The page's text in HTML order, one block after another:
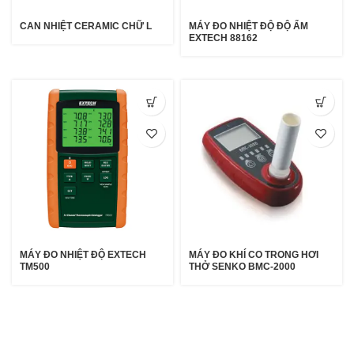
CAN NHIỆT CERAMIC CHỮ L
MÁY ĐO NHIỆT ĐỘ ĐỘ ẨM
EXTECH 88162
MÁY ĐO NHIỆT ĐỘ EXTECH
TM500
MÁY ĐO KHÍ CO TRONG HƠI
THỞ SENKO BMC-2000